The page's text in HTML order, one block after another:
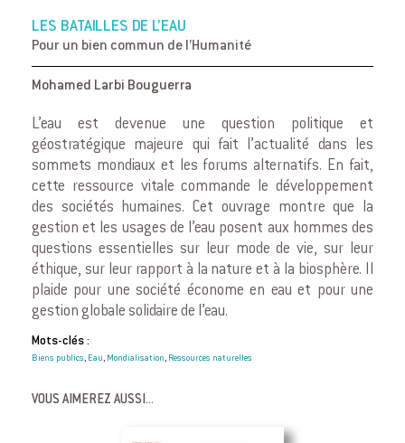
LES BATAILLES DE L’EAU
Pour un bien commun de l’Humanité
Mohamed Larbi Bouguerra
L’eau est devenue une question politique et
géostratégique majeure qui fait l’actualité dans les
sommets mondiaux et les forums alternatifs. En fait,
cette ressource vitale commande le développement
des sociétés humaines. Cet ouvrage montre que la
gestion et les usages de l’eau posent aux hommes des
questions essentielles sur leur mode de vie, sur leur
éthique, sur leur rapport à la nature et à la biosphère. Il
plaide pour une société économe en eau et pour une
gestion globale solidaire de l’eau.
Mots-clés :
Biens publics, Eau, Mondialisation, Ressources naturelles
VOUS AIMEREZ AUSSI...